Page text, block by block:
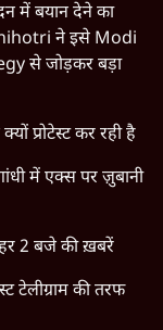
में बयान देने का
ने इसे Modi
से जोड़कर बड़ा
प्रोटेस्ट कर रही है
में एक्स पर ज़ुबानी
2 बजे की ख़बरें
टेलीग्राम की तरफ